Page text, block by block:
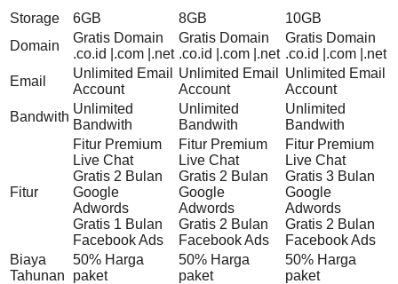
Storage 6GB 8GB
10GB
Domain
Gratis Domain
.co.id |.com |.net
Gratis Domain
.co.id |.com |.net
Gratis Domain
.co.id |.com |.net
Email
Unlimited Email
Account
Unlimited Email
Account
Unlimited Email
Account
Bandwith
Unlimited
Bandwith
Unlimited
Bandwith
Unlimited
Bandwith
Fitur
Fitur Premium
Live Chat
Gratis 2 Bulan
Google
Adwords
Gratis 1 Bulan
Facebook Ads
Fitur Premium
Live Chat
Gratis 2 Bulan
Google
Adwords
Gratis 2 Bulan
Facebook Ads
Fitur Premium
Live Chat
Gratis 3 Bulan
Google
Adwords
Gratis 2 Bulan
Facebook Ads
Biaya
Tahunan
50% Harga
paket
50% Harga
paket
50% Harga
paket